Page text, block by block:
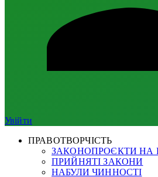
Увійти
ПРАВОТВОРЧІСТЬ
ЗАКОНОПРОЄКТИ НА
ПРИЙНЯТІ ЗАКОНИ
НАБУЛИ ЧИННОСТІ